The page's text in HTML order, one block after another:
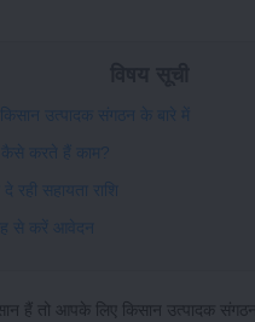
किसान उत्पादक संगठन के बारे में
करते हैं काम?
रही सहायता राशि
से करें आवेदन
हैं तो आपके लिए किसान उत्पादक